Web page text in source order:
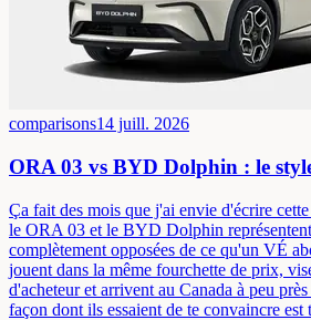
comparisons14 juill. 2026
ORA 03 vs BYD Dolphin : le
Ça fait des mois que j'ai envie d'écrire
le ORA 03 et le BYD Dolphin
complètement opposées de ce qu'un VÉ
jouent dans la même fourchette de prix,
d'acheteur et arrivent au Canada à peu
façon dont ils essaient de te convaincre est